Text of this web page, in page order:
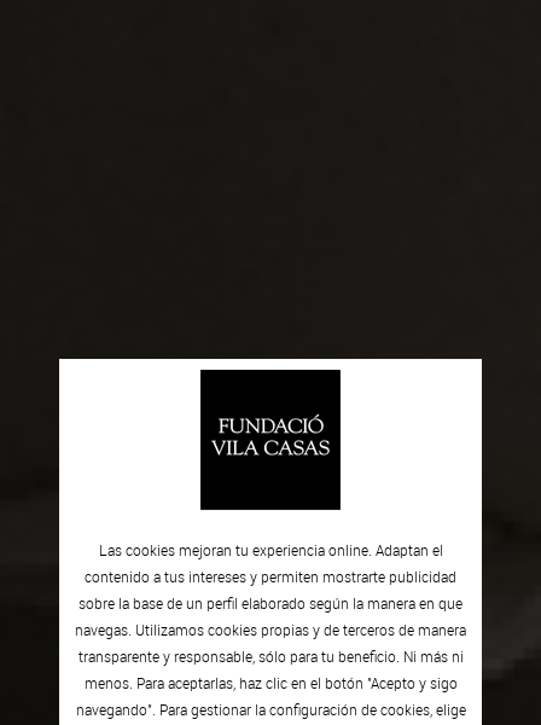
Las cookies mejoran tu experiencia online. Adaptan el
contenido a tus intereses y permiten mostrarte publicidad
sobre la base de un perfil elaborado según la manera en que
navegas. Utilizamos cookies propias y de terceros de manera
transparente y responsable, sólo para tu beneficio. Ni más ni
menos. Para aceptarlas, haz clic en el botón "Acepto y sigo
navegando". Para gestionar la configuración de cookies, elige